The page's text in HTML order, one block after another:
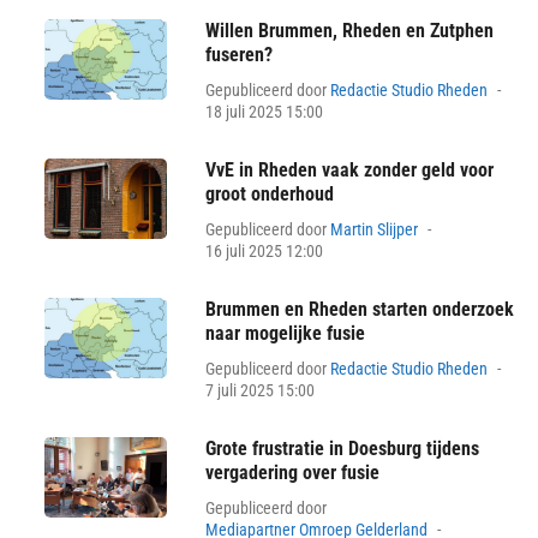
Willen Brummen, Rheden en Zutphen
fuseren?
Gepubliceerd door Redactie Studio Rheden
18 juli 2025 15:00
VvE in Rheden vaak zonder geld voor
groot onderhoud
Gepubliceerd door Martin Slijper
16 juli 2025 12:00
Brummen en Rheden starten onderzoek
naar mogelijke fusie
Gepubliceerd door Redactie Studio Rheden
7 juli 2025 15:00
Grote frustratie in Doesburg tijdens
vergadering over fusie
Gepubliceerd door
Mediapartner Omroep Gelderland